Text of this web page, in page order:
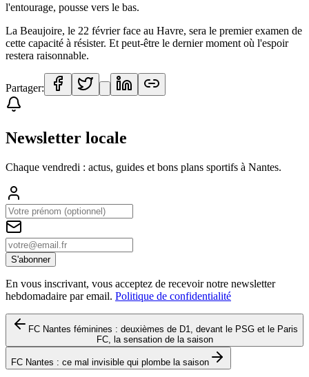
l'entourage, pousse vers le bas.
La Beaujoire, le 22 février face au Havre, sera le premier examen de
cette capacité à résister. Et peut-être le dernier moment où l'espoir
restera raisonnable.
Partager:
Newsletter locale
Chaque vendredi : actus, guides et bons plans sportifs à Nantes.
S'abonner
En vous inscrivant, vous acceptez de recevoir notre newsletter
hebdomadaire par email. Politique de confidentialité
FC Nantes féminines : deuxièmes de D1, devant le PSG et le Paris
FC, la sensation de la saison
FC Nantes : ce mal invisible qui plombe la saison